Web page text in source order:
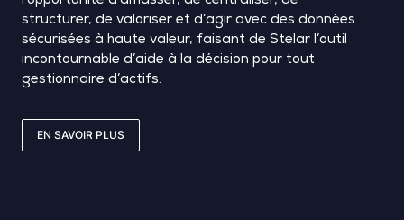
structurer, de valoriser et d’agir avec des données
sécurisées à haute valeur, faisant de Stelar l’outil
incontournable d’aide à la décision pour tout
gestionnaire d’actifs.
EN SAVOIR PLUS